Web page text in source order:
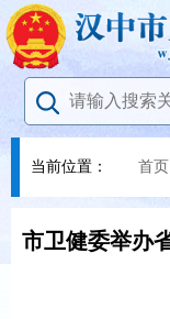
当前位置： 首页